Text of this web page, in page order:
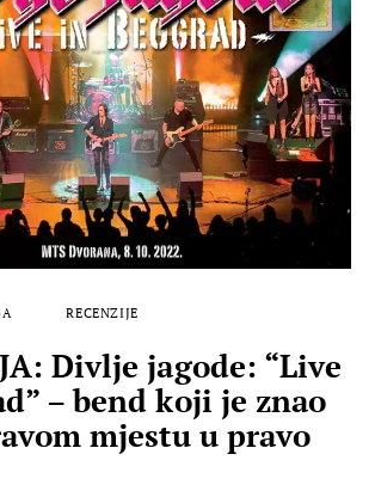
RECENZIJE
Divlje jagode: “Live
– bend koji je znao
mjestu u pravo